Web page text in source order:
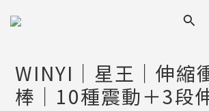
WINYI｜星王｜伸縮
棒｜10種震動＋3段